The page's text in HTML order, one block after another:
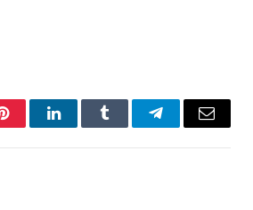
PinterestLinkedInTumblr TelegramEmail